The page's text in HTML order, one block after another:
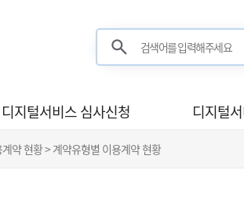
검색어를 입력해주세요
디지털서비스 심사신청 디지털
약 현황 > 계약유형별 이용계약 현황